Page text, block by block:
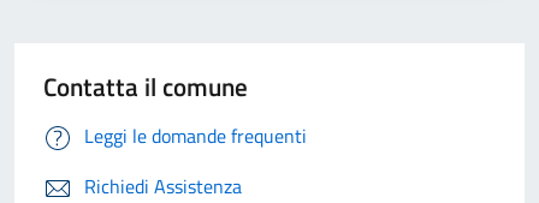
Contatta il comune
Leggi le domande frequenti
Richiedi Assistenza